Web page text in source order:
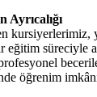
Ayrıcalığı
kursiyerlerimiz,
eğitim süreciyle
öğrenim